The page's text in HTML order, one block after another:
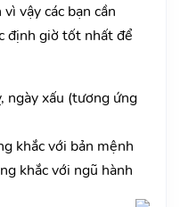
vậy các bạn cần
định giờ tốt nhất để
ngày xấu (tương ứng
khắc với bản mệnh
khắc với ngũ hành